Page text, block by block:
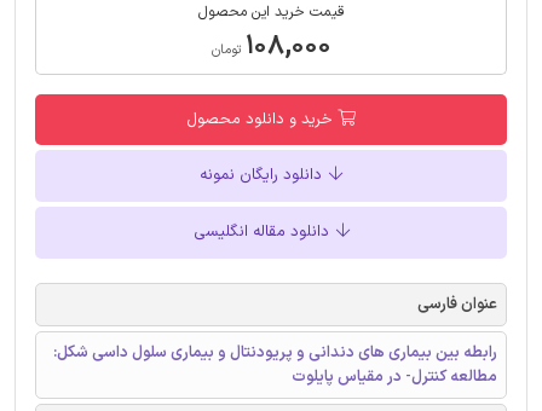
قیمت خرید این محصول
۱۰۸,۰۰۰ تومان
خرید و دانلود محصول
دانلود رایگان نمونه
دانلود مقاله انگلیسی
عنوان فارسی
رابطه بین بیماری های دندانی و پریودنتال و بیماری سلول داسی شکل:
مطالعه کنترل- در مقیاس پایلوت